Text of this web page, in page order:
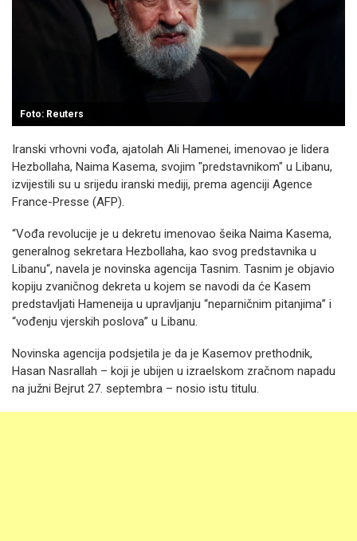
Foto: Reuters
Iranski vrhovni vođa, ajatolah Ali Hamenei, imenovao je lidera
Hezbollaha, Naima Kasema, svojim "predstavnikom" u Libanu,
izvijestili su u srijedu iranski mediji, prema agenciji Agence
France-Presse (AFP).
“Vođa revolucije je u dekretu imenovao šeika Naima Kasema,
generalnog sekretara Hezbollaha, kao svog predstavnika u
Libanu“, navela je novinska agencija Tasnim. Tasnim je objavio
kopiju zvaničnog dekreta u kojem se navodi da će Kasem
predstavljati Hameneija u upravljanju “neparničnim pitanjima” i
“vođenju vjerskih poslova” u Libanu.
Novinska agencija podsjetila je da je Kasemov prethodnik,
Hasan Nasrallah – koji je ubijen u izraelskom zračnom napadu
na južni Bejrut 27. septembra – nosio istu titulu.